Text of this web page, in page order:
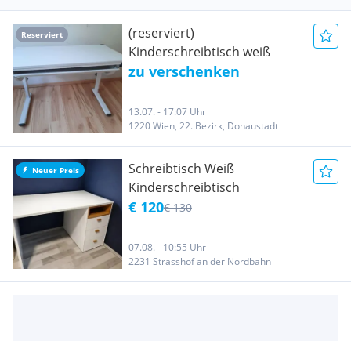
Reserviert
(reserviert)
Kinderschreibtisch weiß
zu verschenken
13.07. - 17:07 Uhr
1220 Wien, 22. Bezirk, Donaustadt
Neuer Preis
Schreibtisch Weiß
Kinderschreibtisch
€ 120€ 130
07.08. - 10:55 Uhr
2231 Strasshof an der Nordbahn